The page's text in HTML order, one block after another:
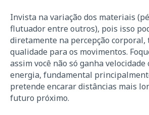
Invista na variação dos materiais
flutuador entre outros), pois isso
diretamente na percepção corporal,
qualidade para os movimentos.
assim você não só ganha
energia, fundamental
pretende encarar distâncias mais
futuro próximo.